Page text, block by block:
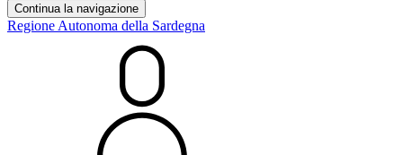
Continua la navigazione
Regione Autonoma della Sardegna